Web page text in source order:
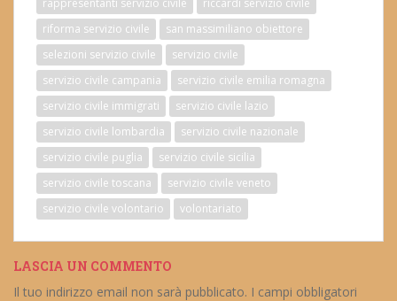
rappresentanti servizio civile
riccardi servizio civile
riforma servizio civile
san massimiliano obiettore
selezioni servizio civile
servizio civile
servizio civile campania
servizio civile emilia romagna
servizio civile immigrati
servizio civile lazio
servizio civile lombardia
servizio civile nazionale
servizio civile puglia
servizio civile sicilia
servizio civile toscana
servizio civile veneto
servizio civile volontario
volontariato
LASCIA UN COMMENTO
Il tuo indirizzo email non sarà pubblicato. I campi obbligatori